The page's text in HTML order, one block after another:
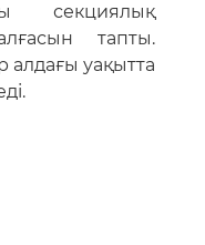
секциялық
тапты.
алдағы уақытта